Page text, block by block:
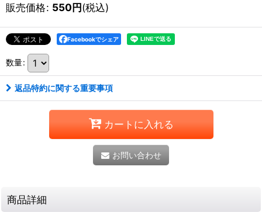
販売価格: 550円(税込)
Facebookでシェア
数量:
返品特約に関する重要事項
カートに入れる
お問い合わせ
商品詳細